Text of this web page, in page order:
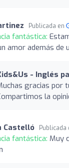
Publicada en
fantástica:
amor además de
- Inglés
gracias por
la
Castelló Publicada
fantástica: Muy